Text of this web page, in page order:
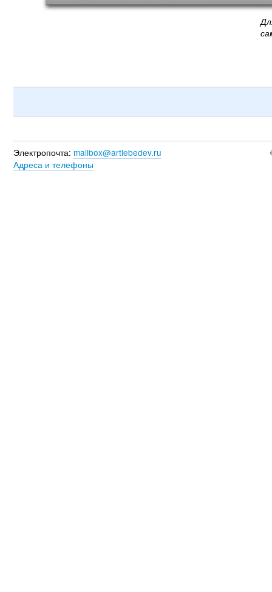
Электропочта: mailbox@artlebedev.ru
Адреса и телефоны